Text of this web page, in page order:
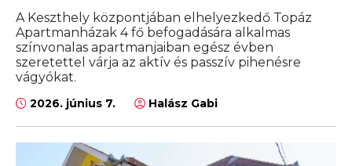
A Keszthely központjában elhelyezkedő Topáz
Apartmanházak 4 fő befogadására alkalmas
színvonalas apartmanjaiban egész évben
szeretettel várja az aktív és passzív pihenésre
vágyókat.
2026. június 7. Halász Gabi